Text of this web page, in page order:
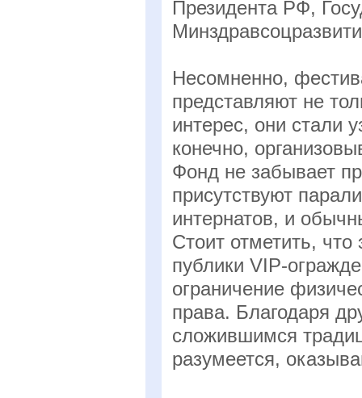
Президента РФ,
Несомненно,
представляют не
интерес, они
конечно,
Фонд не забывает
присутствуют
интернатов, и
Стоит отметить, что
публики VIP-
ограничение
права. Благодаря
сложившимся
разумеется,